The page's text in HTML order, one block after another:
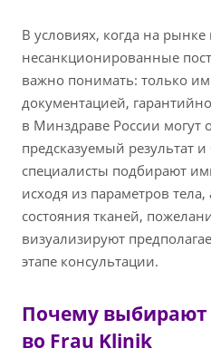
В условиях, когда на
несанкционированные
важно понимать: только
документацией,
в Минздраве России могут
предсказуемый результат
специалисты подбирают
исходя из параметров
состояния тканей,
визуализируют
этапе консультации.
Почему
во Frau Klinik